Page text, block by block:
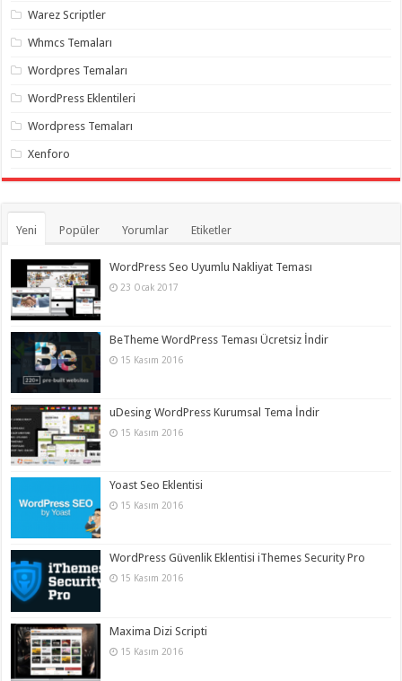
takipçi
instagram
hilesi ,
Warez Scriptler
Whmcs Temaları
Wordpres Temaları
WordPress Eklentileri
Wordpress Temaları
Xenforo
Yeni Popüler Yorumlar Etiketler
WordPress Seo Uyumlu Nakliyat Teması
23 Ocak 2017
BeTheme WordPress Teması Ücretsiz İndir
15 Kasım 2016
uDesing WordPress Kurumsal Tema İndir
15 Kasım 2016
Yoast Seo Eklentisi
15 Kasım 2016
WordPress Güvenlik Eklentisi iThemes Security Pro
15 Kasım 2016
Maxima Dizi Scripti
15 Kasım 2016